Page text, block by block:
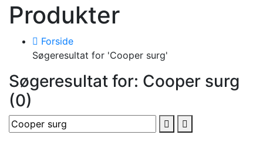
Produkter
Forside
Søgeresultat for 'Cooper surg'
Søgeresultat for: Cooper surg
(0)